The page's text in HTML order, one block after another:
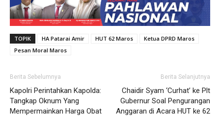
TOPIK HA Patarai Amir HUT 62 Maros
Ketua DPRD Maros
Pesan Moral Maros
Berita Sebelumnya
Kapolri Perintahkan Kapolda:
Tangkap Oknum Yang
Mempermainkan Harga Obat
Berita Selanjutnya
Chaidir Syam ‘Curhat’ ke Plt
Gubernur Soal Pengurangan
Anggaran di Acara HUT ke 62